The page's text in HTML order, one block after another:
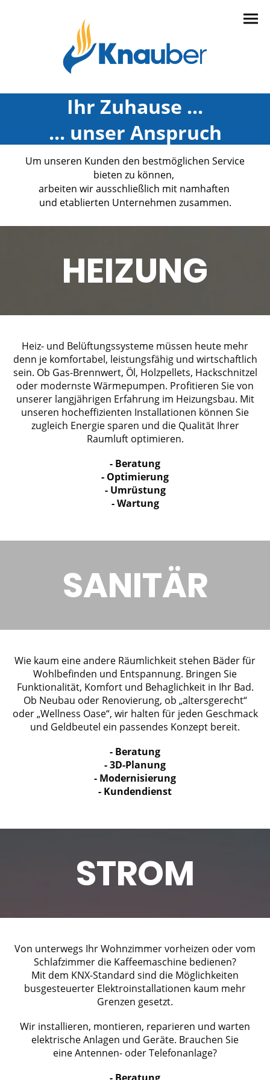
Ihr Zuhause ...
... unser Anspruch
Um unseren Kunden den bestmöglichen Service
bieten zu können,
arbeiten wir ausschließlich mit namhaften
und etablierten Unternehmen zusammen.
HEIZUNG
Heiz- und Belüftungssysteme müssen heute mehr
denn je komfortabel, leistungsfähig und wirtschaftlich
sein. Ob Gas-Brennwert, Öl, Holzpellets, Hackschnitzel
oder modernste Wärmepumpen. Profitieren Sie von
unserer langjährigen Erfahrung im Heizungsbau. Mit
unseren hocheffizienten Installationen können Sie
zugleich Energie sparen und die Qualität Ihrer
Raumluft optimieren.
- Beratung
- Optimierung
- Umrüstung
- Wartung
SANITÄR
Wie kaum eine andere Räumlichkeit stehen Bäder für
Wohlbefinden und Entspannung. Bringen Sie
Funktionalität, Komfort und Behaglichkeit in Ihr Bad.
Ob Neubau oder Renovierung, ob „altersgerecht“
oder „Wellness Oase“, wir halten für jeden Geschmack
und Geldbeutel ein passendes Konzept bereit.
- Beratung
- 3D-Planung
- Modernisierung
- Kundendienst
STROM
Von unterwegs Ihr Wohnzimmer vorheizen oder vom
Schlafzimmer die Kaffeemaschine bedienen?
Mit dem KNX-Standard sind die Möglichkeiten
busgesteuerter Elektroinstallationen kaum mehr
Grenzen gesetzt.
Wir installieren, montieren, reparieren und warten
elektrische Anlagen und Geräte. Brauchen Sie
eine Antennen- oder Telefonanlage?
- Beratung